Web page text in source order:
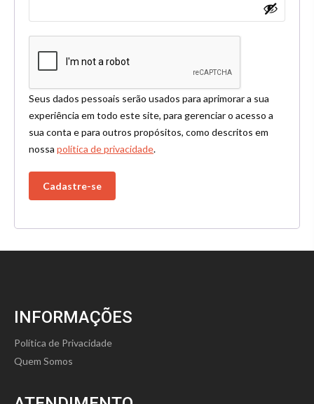
Seus dados pessoais serão usados para aprimorar a sua
experiência em todo este site, para gerenciar o acesso a
sua conta e para outros propósitos, como descritos em
nossa política de privacidade.
Cadastre-se
INFORMAÇÕES
Política de Privacidade
Quem Somos